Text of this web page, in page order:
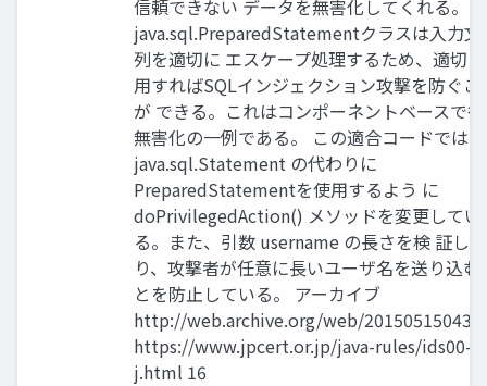
信頼できない データを無害化してくれる。
java.sql.PreparedStatementクラスは入力文
列を適切に エスケープ処理するため、適切
用すればSQLインジェクション攻撃を防ぐこ
が できる。これはコンポーネントベースで
無害化の一例である。 この適合コードでは
java.sql.Statement の代わりに
PreparedStatementを使用するよう に
doPrivilegedAction() メソッドを変更してい
る。また、引数 username の長さを検 証し
り、攻撃者が任意に長いユーザ名を送り込む
とを防止している。 アーカイブ
http://web.archive.org/web/
https://www.jpcert.or.jp/java-rules/ids00-
j.html 16